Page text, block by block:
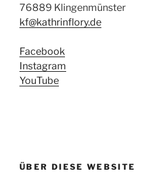
76889 Klingenmünster
kf@kathrinflory.de
Facebook
Instagram
YouTube
ÜBER DIESE WEBSITE